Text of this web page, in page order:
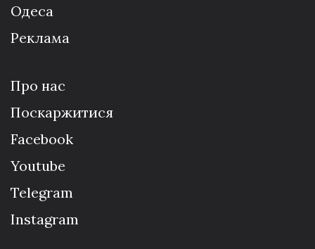
Одеса
Реклама
Про нас
Поскаржитися
Facebook
Youtube
Telegram
Instagram